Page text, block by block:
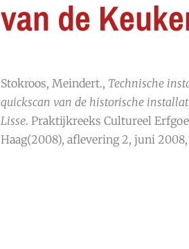
van de
Stokroos, Meindert., Technische
quickscan van de historische
Lisse. Praktijkreeks Cultureel
Haag(2008), aflevering 2, juni 2008,